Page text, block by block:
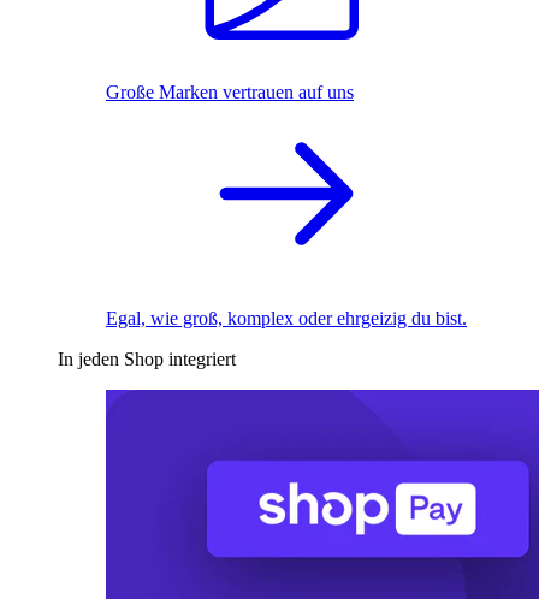
Große Marken vertrauen auf uns
Egal, wie groß, komplex oder ehrgeizig du bist.
In jeden Shop integriert